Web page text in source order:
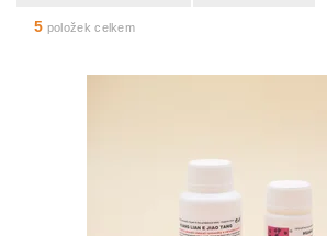
5 položek celkem